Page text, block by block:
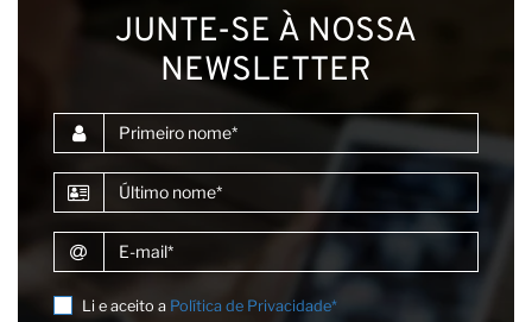
liderou o desenvolvimento de plataformas de
inteligência de mercado em diferentes setores,
como infraestrutura, energia ou turismo (consulte
www.infrapppworld.com, www.ippjournal.com e
www.hotelandcapital.com ).Atualmente, Alvaro
lidera o trabalho digital na Aninver Development
Partners.Entre em contato com Alvaro aqui:
ama@aninver.com
JUNTE-SE À NOSSA
NEWSLETTER
Primeiro nome
Último nome
E-mail
Li e aceito a Política de Privacidade*